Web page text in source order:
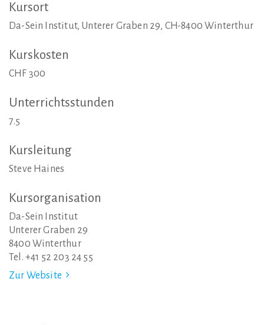
Kursort
Da-Sein Institut, Unterer Graben 29, CH-8400 Winterthur
Kurskosten
CHF 300
Unterrichtsstunden
7.5
Kursleitung
Steve Haines
Kursorganisation
Da-Sein Institut
Unterer Graben 29
8400 Winterthur
Tel. +41 52 203 24 55
Zur Website